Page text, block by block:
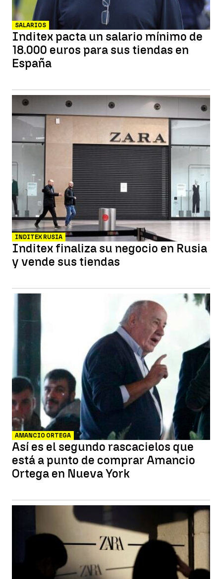
SALARIOS
Inditex pacta un salario mínimo de
18.000 euros para sus tiendas en
España
INDITEX RUSIA
Inditex finaliza su negocio en Rusia
y vende sus tiendas
AMANCIO ORTEGA
Así es el segundo rascacielos que
está a punto de comprar Amancio
Ortega en Nueva York